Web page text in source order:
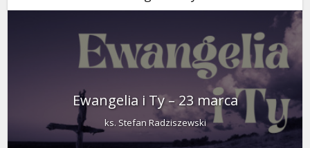
Ewangelia i Ty – 23 marca
ks. Stefan Radziszewski